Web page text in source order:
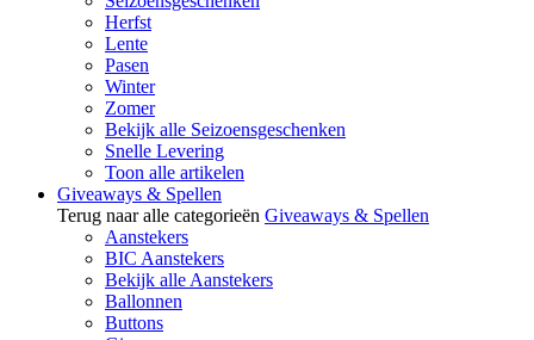
Herfst
Lente
Pasen
Winter
Zomer
Bekijk alle Seizoensgeschenken
Snelle Levering
Toon alle artikelen
Giveaways & Spellen
Terug naar alle categorieën Giveaways & Spellen
Aanstekers
BIC Aanstekers
Bekijk alle Aanstekers
Ballonnen
Buttons